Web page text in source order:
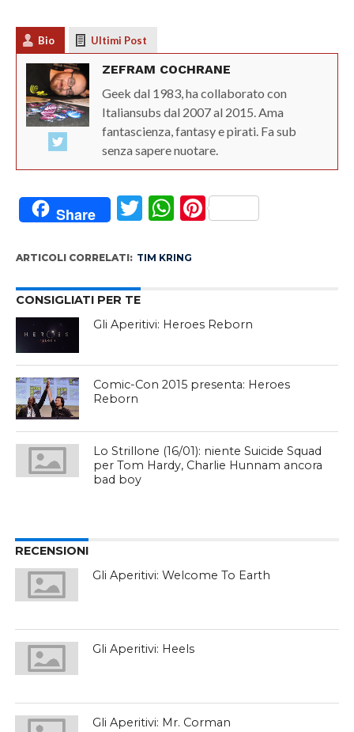
Bio Ultimi Post
ZEFRAM COCHRANE
Geek dal 1983, ha collaborato con
Italiansubs dal 2007 al 2015. Ama
fantascienza, fantasy e pirati. Fa sub
senza sapere nuotare.
Share Twitter
WhatsApp
Pinterest
ARTICOLI CORRELATI: TIM KRING
CONSIGLIATI PER TE
Gli Aperitivi: Heroes Reborn
Comic-Con 2015 presenta: Heroes
Reborn
Lo Strillone (16/01): niente Suicide Squad
per Tom Hardy, Charlie Hunnam ancora
bad boy
RECENSIONI
Gli Aperitivi: Welcome To Earth
Gli Aperitivi: Heels
Gli Aperitivi: Mr. Corman